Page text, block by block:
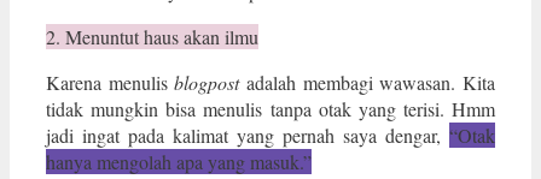
2. Menuntut haus akan ilmu
Karena menulisblogpostadalah membagi wawasan. Kita
tidak mungkin bisa menulis tanpa otak yang terisi. Hmm
jadi ingat pada kalimat yang pernah saya dengar, “Otak
hanya mengolah apa yang masuk.”